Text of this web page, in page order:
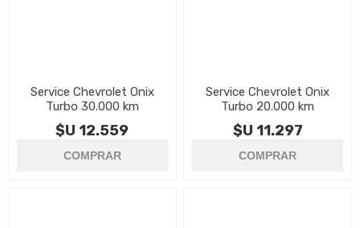
Service Chevrolet Onix
Turbo 30.000 km
$U 12.559
Service Chevrolet Onix
Turbo 20.000 km
$U 11.297